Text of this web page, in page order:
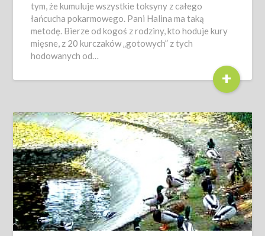
tym, że kumuluje wszystkie toksyny z całego
łańcucha pokarmowego. Pani Halina ma taką
metodę. Bierze od kogoś z rodziny, kto hoduje kury
mięsne, z 20 kurczaków „gotowych” z tych
hodowanych od…
+